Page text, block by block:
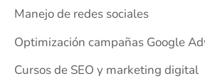
Manejo de redes sociales
Optimización campañas Google
Cursos de SEO y marketing digital